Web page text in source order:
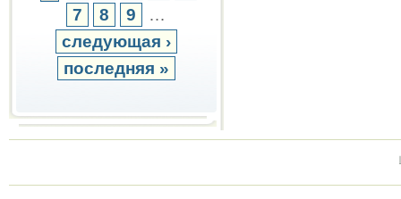
7
8 9
…
следующая ›
последняя »